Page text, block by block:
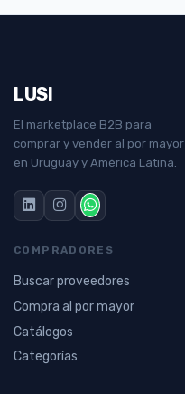
LUSI
El marketplace B2B para
comprar y vender al por mayor
en Uruguay y América Latina.
COMPRADORES
Buscar proveedores
Compra al por mayor
Catálogos
Categorías